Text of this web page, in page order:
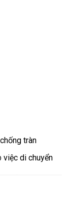
tràn
việc di chuyển